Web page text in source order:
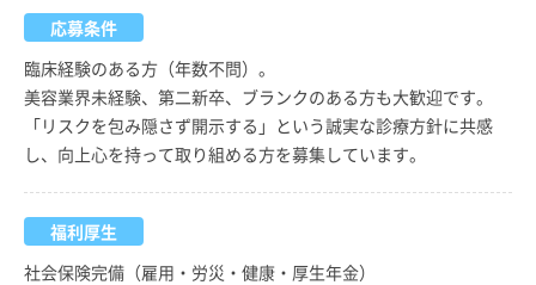
応募条件
臨床経験のある方（年数不問）。
美容業界未経験、第二新卒、ブランクのある方も大歓迎です。
「リスクを包み隠さず開示する」という誠実な診療方針に共感
し、向上心を持って取り組める方を募集しています。
福利厚生
社会保険完備（雇用・労災・健康・厚生年金）